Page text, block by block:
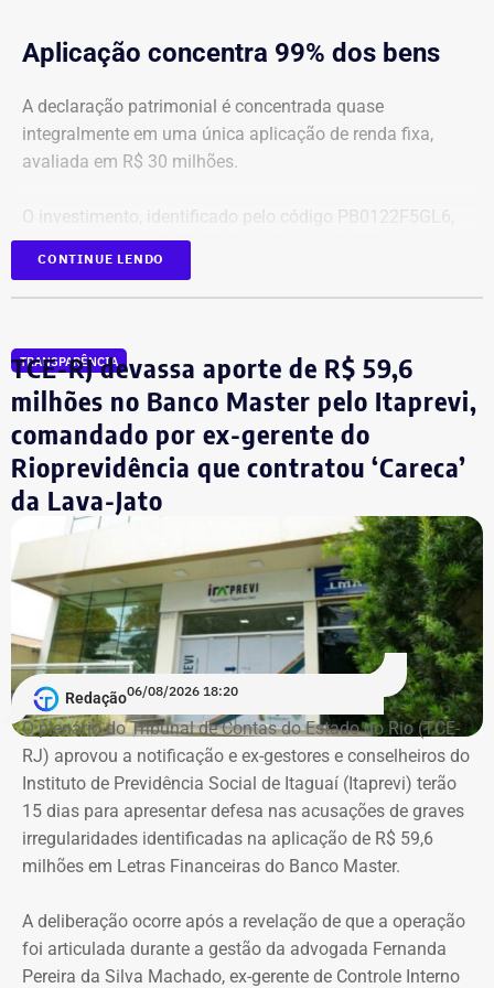
Aplicação concentra 99% dos bens
A declaração patrimonial é concentrada quase
integralmente em uma única aplicação de renda fixa,
avaliada em R$ 30 milhões.
O investimento, identificado pelo código PB0122F5GL6,
representa cerca de 99,2% de todo o patrimônio
incluem aplicações de renda fixa em diferentes
instituições financeiras, além de um depósito bancário no
valor de R$ 0,01.
Empresário do setor de seguros
De acordo com os dados do registro de candidatura, Alex
Melim nasceu no Rio de Janeiro em 2 de junho de 1976, é
casado, possui ensino médio completo e declarou exercer
a profissão de empresário.
Em documento de consulta pública da Casa da Moeda do
Brasil, Alex Ofredi Melim aparece como representante da
Melim Corretora de Seguros Ltda., empresa que atua no
setor de seguros e planos de saúde.
CONTINUE LENDO
TRANSPARÊNCIA
TCE-RJ devassa aporte de R$ 59,6
milhões no Banco Master pelo Itaprevi,
comandado por ex-gerente do
Rioprevidência que contratou ‘Careca’
da Lava-Jato
Redação06/08/2026 18:20
O plenário do Tribunal de Contas do Estado do Rio (TCE-
RJ) aprovou a notificação e ex-gestores e conselheiros do
Instituto de Previdência Social de Itaguaí (Itaprevi) terão
15 dias para apresentar defesa nas acusações de graves
irregularidades identificadas na aplicação de R$ 59,6
milhões em Letras Financeiras do Banco Master.
A deliberação ocorre após a revelação de que a operação
foi articulada durante a gestão da advogada Fernanda
Pereira da Silva Machado, ex-gerente de Controle Interno